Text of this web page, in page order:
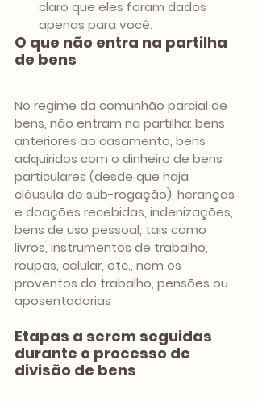
claro que eles foram dados
apenas para você.
O que não entra na partilha
de bens
No regime da comunhão parcial de
bens, não entram na partilha: bens
anteriores ao casamento, bens
adquiridos com o dinheiro de bens
particulares (desde que haja
cláusula de sub-rogação), heranças
e doações recebidas, indenizações,
bens de uso pessoal, tais como
livros, instrumentos de trabalho,
roupas, celular, etc., nem os
proventos do trabalho, pensões ou
aposentadorias
Etapas a serem seguidas
durante o processo de
divisão de bens